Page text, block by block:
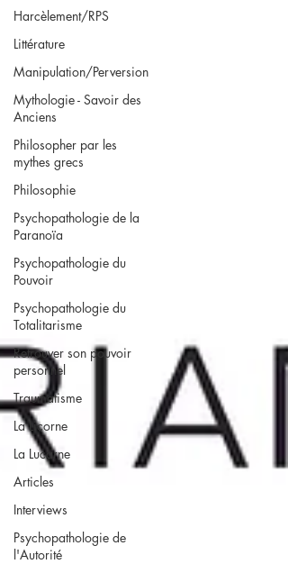
Harcèlement/RPS
Littérature
Manipulation/Perversion
Mythologie - Savoir des
Anciens
Philosopher par les
mythes grecs
Philosophie
Psychopathologie de la
Paranoïa
Psychopathologie du
Pouvoir
Psychopathologie du
Totalitarisme
Retrouver son pouvoir
personnel
Traumatisme
La Licorne
La Lucarne
Articles
Interviews
Psychopathologie de
l'Autorité